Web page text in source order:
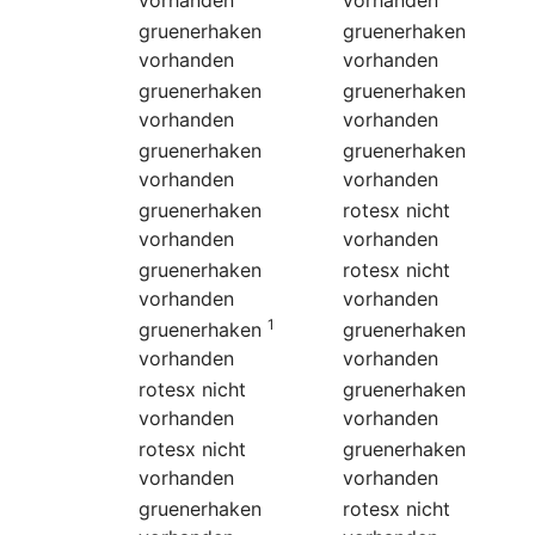
gruenerhaken
vorhanden
gruenerhaken
vorhanden
gruenerhaken
vorhanden
gruenerhaken
vorhanden
gruenerhaken
vorhanden
gruenerhaken
vorhanden
gruenerhaken
vorhanden
rotesx nicht
vorhanden
gruenerhaken
vorhanden
rotesx nicht
vorhanden
gruenerhaken 1
vorhanden
gruenerhaken
vorhanden
rotesx nicht
vorhanden
gruenerhaken
vorhanden
rotesx nicht
vorhanden
gruenerhaken
vorhanden
gruenerhaken
rotesx nicht